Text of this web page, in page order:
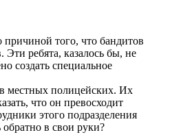
причиной того, что бандитов
ребята, казалось бы, не
создать специальное
местных полицейских. Их
что он превосходит
этого подразделения
обратно в свои руки?